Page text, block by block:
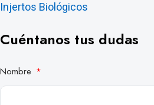
Injertos Biológicos
Cuéntanos tus dudas
Nombre